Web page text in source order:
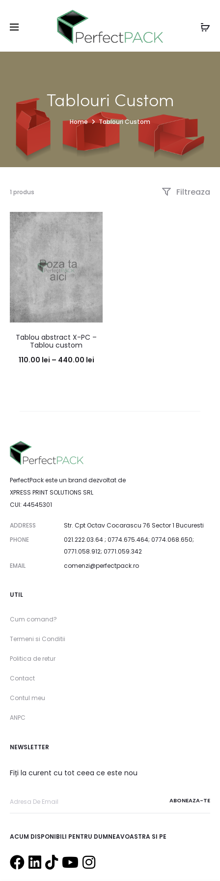
Tablouri Custom
Home Tablouri Custom
1 produs Filtreaza
Tablou abstract X-PC –
Tablou custom
110.00 lei – 440.00 lei
PerfectPack este un brand dezvoltat de
XPRESS PRINT SOLUTIONS SRL
CUI: 44545301
ADDRESS
Str. Cpt Octav Cocarascu 76 Sector 1 Bucuresti
PHONE
021.222.03.64 ; 0774.675.464; 0774.068.650;
0771.058.912; 0771.059.342
EMAIL
comenzi@perfectpack.ro
UTIL
Cum comand?
Termeni si Conditii
Politica de retur
Contact
Contul meu
ANPC
NEWSLETTER
Fiți la curent cu tot ceea ce este nou
ACUM DISPONIBILI PENTRU DUMNEAVOASTRA SI PE